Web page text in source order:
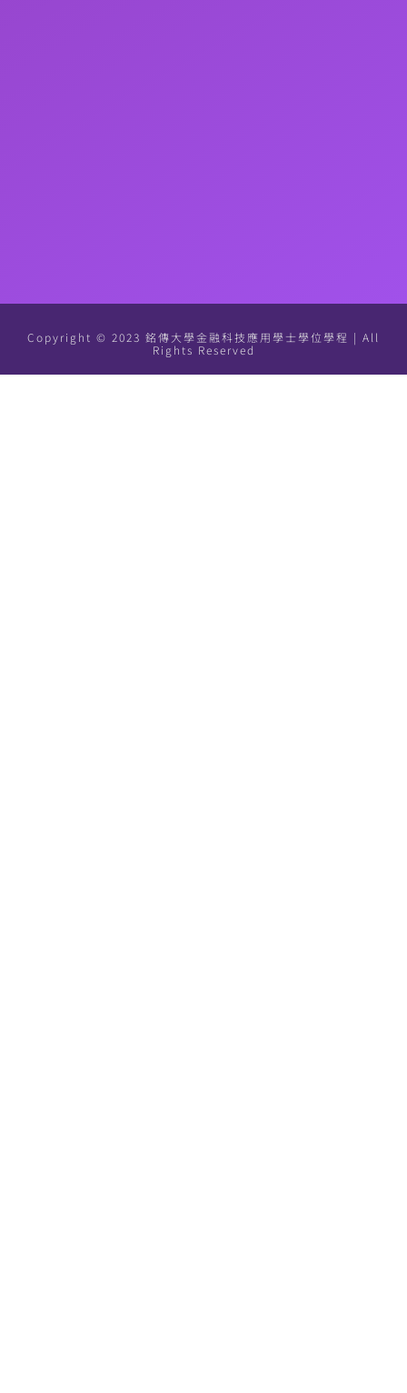
Copyright © 2023 銘傳大學金融科技應用學士學位學程 | All
Rights Reserved